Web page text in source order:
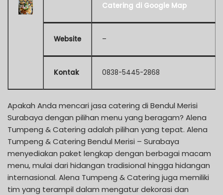
Catering di Google Map
Website –
Kontak 0838-5445-2868
Apakah Anda mencari jasa catering di Bendul Merisi
Surabaya dengan pilihan menu yang beragam? Alena
Tumpeng & Catering adalah pilihan yang tepat. Alena
Tumpeng & Catering Bendul Merisi – Surabaya
menyediakan paket lengkap dengan berbagai macam
menu, mulai dari hidangan tradisional hingga hidangan
internasional. Alena Tumpeng & Catering juga memiliki
tim yang terampil dalam mengatur dekorasi dan